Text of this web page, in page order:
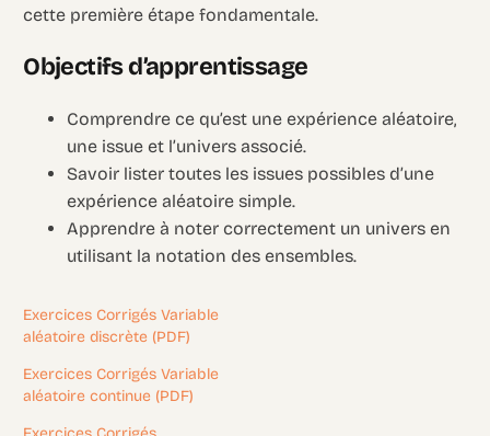
cette première étape fondamentale.
Objectifs d’apprentissage
Comprendre ce qu’est une expérience aléatoire,
une issue et l’univers associé.
Savoir lister toutes les issues possibles d’une
expérience aléatoire simple.
Apprendre à noter correctement un univers en
utilisant la notation des ensembles.
Exercices Corrigés Variable
aléatoire discrète (PDF)
Exercices Corrigés Variable
aléatoire continue (PDF)